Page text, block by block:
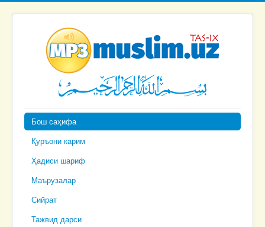
Бош саҳифа
Қуръони карим
Ҳадиси шариф
Маърузалар
Сийрат
Тажвид дарси